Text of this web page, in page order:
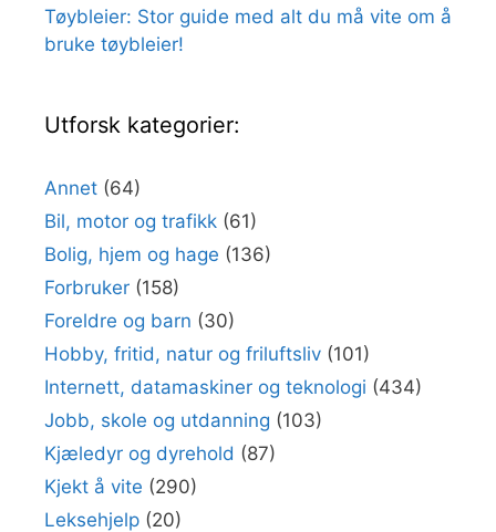
Tøybleier: Stor guide med alt du må vite om å
bruke tøybleier!
Utforsk kategorier:
Annet (64)
Bil, motor og trafikk (61)
Bolig, hjem og hage (136)
Forbruker (158)
Foreldre og barn (30)
Hobby, fritid, natur og friluftsliv (101)
Internett, datamaskiner og teknologi (434)
Jobb, skole og utdanning (103)
Kjæledyr og dyrehold (87)
Kjekt å vite (290)
Leksehjelp (20)